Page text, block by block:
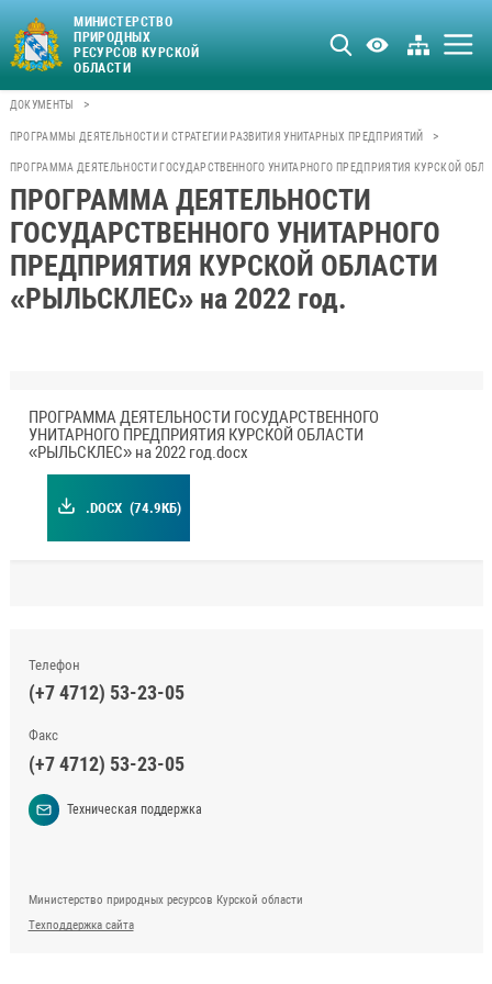
МИНИСТЕРСТВО
ПРИРОДНЫХ
РЕСУРСОВ КУРСКОЙ
ОБЛАСТИ
ДОКУМЕНТЫ >
ПРОГРАММЫ ДЕЯТЕЛЬНОСТИ И СТРАТЕГИИ РАЗВИТИЯ УНИТАРНЫХ ПРЕДПРИЯТИЙ >
ПРОГРАММА ДЕЯТЕЛЬНОСТИ ГОСУДАРСТВЕННОГО УНИТАРНОГО ПРЕДПРИЯТИЯ КУРСКОЙ
ПРОГРАММА ДЕЯТЕЛЬНОСТИ
ГОСУДАРСТВЕННОГО УНИТАРНОГО
ПРЕДПРИЯТИЯ КУРСКОЙ ОБЛАСТИ
«РЫЛЬСКЛЕС» на 2022 год.
ПРОГРАММА ДЕЯТЕЛЬНОСТИ ГОСУДАРСТВЕННОГО
УНИТАРНОГО ПРЕДПРИЯТИЯ КУРСКОЙ ОБЛАСТИ
«РЫЛЬСКЛЕС» на 2022 год.docx
.DOCX (74.9КБ)
Телефон
(+7 4712) 53-23-05
Факс
(+7 4712) 53-23-05
Техническая поддержка
Министерство природных ресурсов Курской области
Техподдержка сайта